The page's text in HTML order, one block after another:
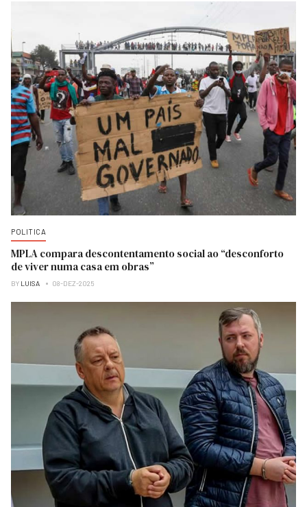
POLITICA
MPLA compara descontentamento social ao “desconforto
de viver numa casa em obras”
BY LUISA 08-DEZ-2025